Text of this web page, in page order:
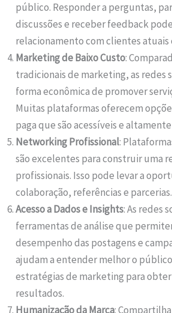
público. Responder a perguntas,
discussões e receber feedback
relacionamento com clientes atuais
Marketing de Baixo Custo:
tradicionais de marketing, as redes
forma econômica de promover
Muitas plataformas oferecem
paga que são acessíveis e
Networking Profissional:
são excelentes para construir uma
profissionais. Isso pode levar a
colaboração, referências e parcerias.
Acesso a Dados e Insights: As redes
ferramentas de análise que
desempenho das postagens e
ajudam a entender melhor o
estratégias de marketing para
resultados.
Humanização da Marca: